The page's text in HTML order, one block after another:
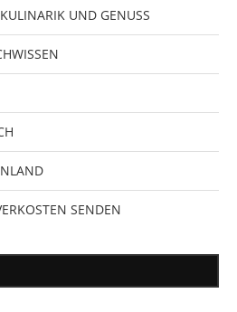
UND GENUSS
SENDEN